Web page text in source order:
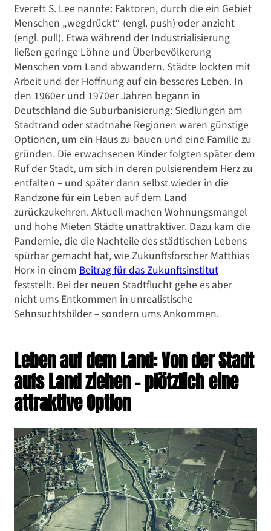
Everett S. Lee nannte: Faktoren, durch die ein Gebiet
Menschen „wegdrückt“ (engl. push) oder anzieht
(engl. pull). Etwa während der Industrialisierung
ließen geringe Löhne und Überbevölkerung
Menschen vom Land abwandern. Städte lockten mit
Arbeit und der Hoffnung auf ein besseres Leben. In
den 1960er und 1970er Jahren begann in
Deutschland die Suburbanisierung: Siedlungen am
Stadtrand oder stadtnahe Regionen waren günstige
Optionen, um ein Haus zu bauen und eine Familie zu
gründen. Die erwachsenen Kinder folgten später dem
Ruf der Stadt, um sich in deren pulsierendem Herz zu
entfalten – und später dann selbst wieder in die
Randzone für ein Leben auf dem Land
zurückzukehren. Aktuell machen Wohnungsmangel
und hohe Mieten Städte unattraktiver. Dazu kam die
Pandemie, die die Nachteile des städtischen Lebens
spürbar gemacht hat, wie Zukunftsforscher Matthias
Horx in einem Beitrag für das Zukunftsinstitut
feststellt. Bei der neuen Stadtflucht gehe es aber
nicht ums Entkommen in unrealistische
Sehnsuchtsbilder – sondern ums Ankommen.
Leben auf dem Land: Von der Stadt
aufs Land ziehen – plötzlich eine
attraktive Option